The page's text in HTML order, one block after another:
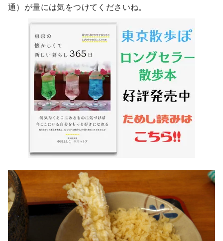
通）が量には気をつけてくださいね。